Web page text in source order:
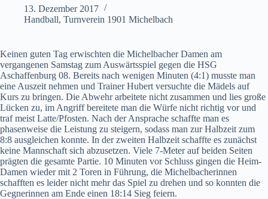
13. Dezember 2017
Handball, Turnverein 1901 Michelbach
Keinen guten Tag erwischten die Michelbacher Damen am
vergangenen Samstag zum Auswärtsspiel gegen die HSG
Aschaffenburg 08. Bereits nach wenigen Minuten (4:1) musste man
eine Auszeit nehmen und Trainer Hubert versuchte die Mädels auf
Kurs zu bringen. Die Abwehr arbeitete nicht zusammen und lies große
Lücken zu, im Angriff bereitete man die Würfe nicht richtig vor und
traf meist Latte/Pfosten. Nach der Ansprache schaffte man es
phasenweise die Leistung zu steigern, sodass man zur Halbzeit zum
8:8 ausgleichen konnte. In der zweiten Halbzeit schaffte es zunächst
keine Mannschaft sich abzusetzen. Viele 7-Meter auf beiden Seiten
prägten die gesamte Partie. 10 Minuten vor Schluss gingen die Heim-
Damen wieder mit 2 Toren in Führung, die Michelbacherinnen
schafften es leider nicht mehr das Spiel zu drehen und so konnten die
Gegnerinnen am Ende einen 18:14 Sieg feiern.